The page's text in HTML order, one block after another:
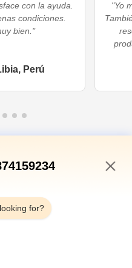
con la ayuda.
condiciones.
bien."
Perú
"Yo
for?